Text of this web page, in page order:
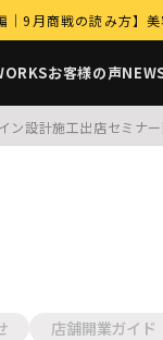
9月商戦の読み方】美
お客様の声
ン設計施工出店セミナー
店舗開業ガイド